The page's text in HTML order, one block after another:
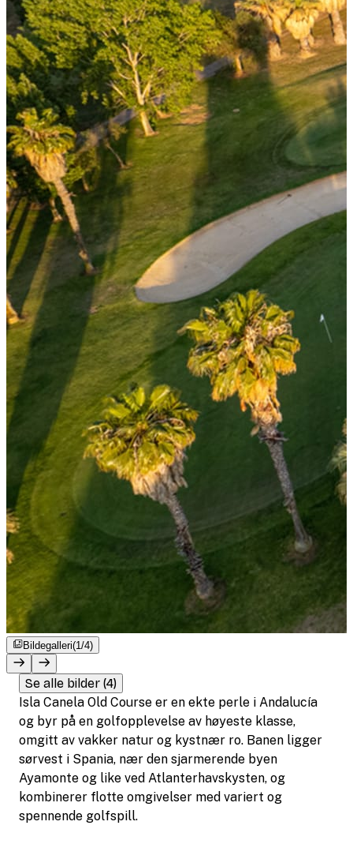
Bildegalleri(1/4)
Se alle bilder (4)
Isla Canela Old Course er en ekte perle i Andalucía
og byr på en golfopplevelse av høyeste klasse,
omgitt av vakker natur og kystnær ro. Banen ligger
sørvest i Spania, nær den sjarmerende byen
Ayamonte og like ved Atlanterhavskysten, og
kombinerer flotte omgivelser med variert og
spennende golfspill.